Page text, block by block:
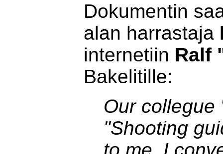
Dokumentin
alan harrastaja
internetiin Ralf
Bakelitille:
Our collegue
"Shooting